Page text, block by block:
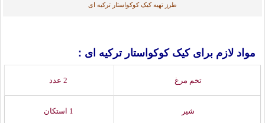
طرز تهیه کیک کوکواستار ترکیه ای
مواد لازم برای کیک کوکواستار ترکیه ای :
تخم مرغ
شیر